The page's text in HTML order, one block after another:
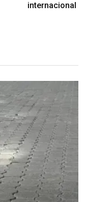
internacional